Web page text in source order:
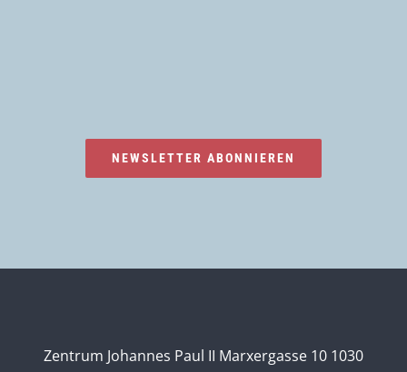
NEWSLETTER ABONNIEREN
Zentrum Johannes Paul II Marxergasse 10 1030